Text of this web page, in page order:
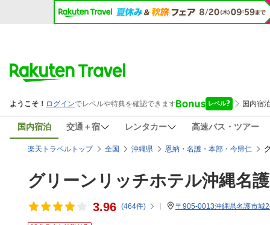
国内宿泊 交通＋宿 レンタカー 高速バス・ツアー
楽天トラベルトップ 全国 沖縄県 恩納・名護・本部・今帰仁
グリーンリッチホテル沖縄名
3.96 (464件) 〒905-0013沖縄県名護市城